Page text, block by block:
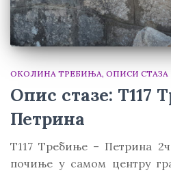
ОКОЛИНА ТРЕБИЊА ОПИСИ СТАЗА
Опис стазе: T117
Петрина
T117 Требиње – Петрина
почиње у самом центру